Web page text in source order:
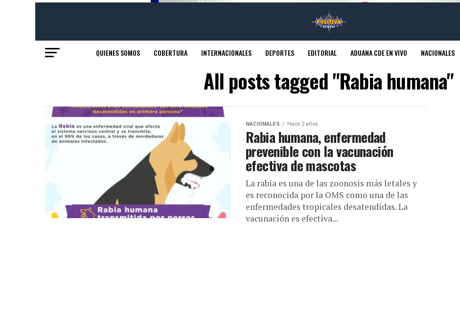
QUIENES SOMOS COBERTURA INTERNACIONALES DEPORTES EDITORIAL ADUANA CDE EN VIVO NACIONALES
All posts tagged "Rabia humana"
NACIONALES Hace 2 años
Rabia humana, enfermedad
prevenible con la vacunación
efectiva de mascotas
La rabia es una de las zoonosis más letales y
es reconocida por la OMS como una de las
enfermedades tropicales desatendidas. La
vacunación es efectiva...